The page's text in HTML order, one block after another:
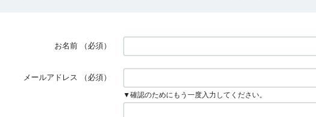
お名前 （必須）
メールアドレス （必須）
▼確認のためにもう一度入力してください。